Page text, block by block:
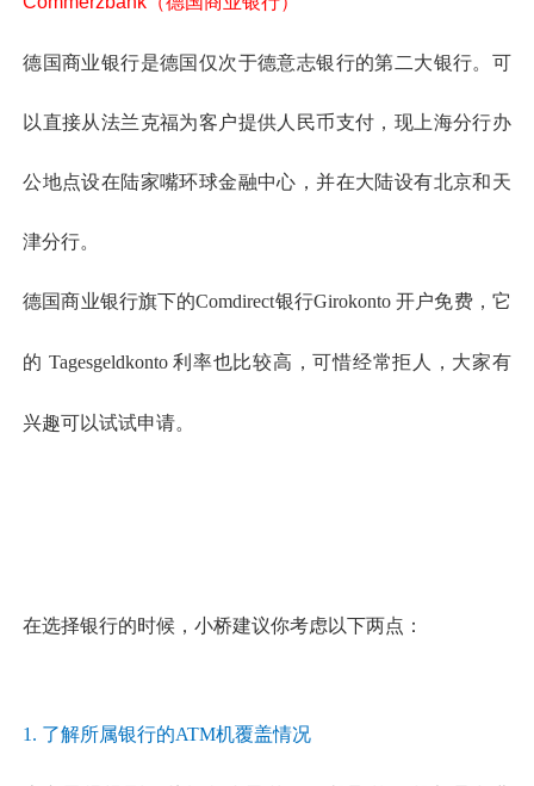
德国商业银行是德国仅次于德意志银行的第二大银行。可
以直接从法兰克福为客户提供人民币支付，现上海分行办
公地点设在陆家嘴环球金融中心，并在大陆设有北京和天
津分行。
德国商业银行旗下的Comdirect银行Girokonto 开户免费，它
的 Tagesgeldkonto 利率也比较高，可惜经常拒人，大家有
兴趣可以试试申请。
在选择银行的时候，小桥建议你考虑以下两点：
1. 了解所属银行的ATM机覆盖情况